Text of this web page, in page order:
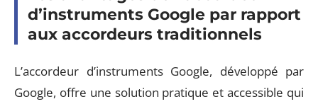
d’instruments Google par rapport
aux accordeurs traditionnels
L’accordeur d’instruments Google, développé par
Google, offre une solution pratique et accessible qui